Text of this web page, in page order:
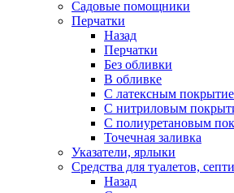
Садовые помощники
Перчатки
Назад
Перчатки
Без обливки
В обливке
С латексным
С нитриловым
С полиуретановым
Точечная заливка
Указатели, ярлыки
Средства для туалетов,
Назад